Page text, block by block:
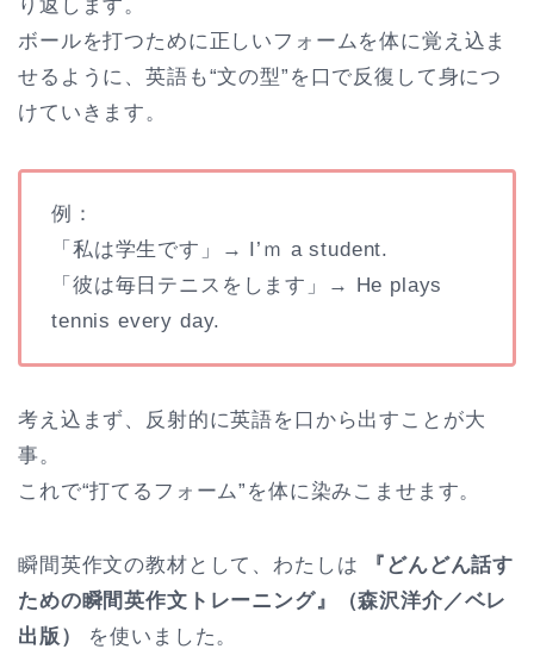
り返します。
ボールを打つために正しいフォームを体に覚え込ま
せるように、英語も“文の型”を口で反復して身につ
けていきます。
例：
「私は学生です」→ I’ｍ a student.
「彼は毎日テニスをします」→ He plays
tennis every day.
考え込まず、反射的に英語を口から出すことが大
事。
これで“打てるフォーム”を体に染みこませます。
瞬間英作文の教材として、わたしは
『どんどん話す
ための瞬間英作文トレーニング』（森沢洋介／ベレ
出版）
を使いました。